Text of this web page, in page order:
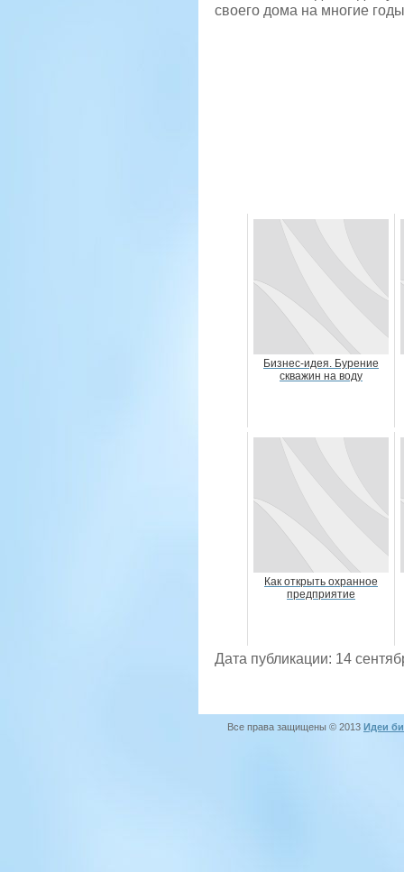
своего дома на многие
Бизнес-идея. Бурение
скважин на воду
Как открыть охранное
предприятие
Дата публикации: 14
Все права защищены © 2013 Идеи